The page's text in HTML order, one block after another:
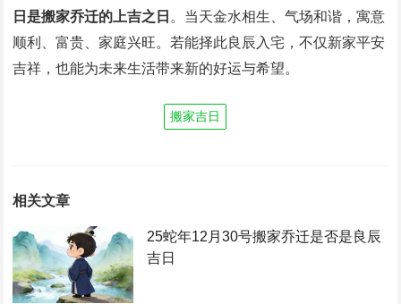
日是搬家乔迁的上吉之日 。当天金水相生、气场和谐，寓意
顺利、富贵、家庭兴旺。若能择此良辰入宅，不仅新家平安
吉祥，也能为未来生活带来新的好运与希望。
搬家吉日
相关文章
25蛇年12月30号搬家乔迁是否是良辰
吉日